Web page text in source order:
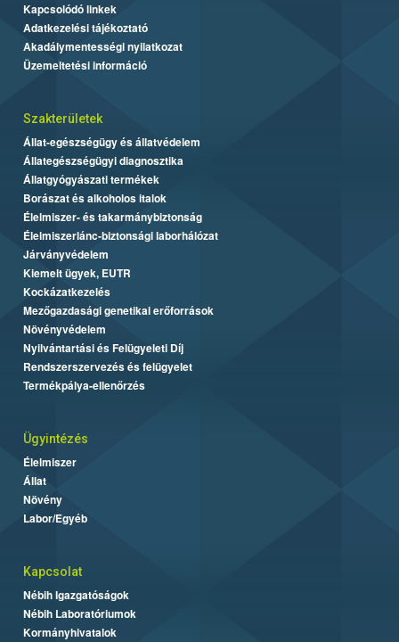
Kapcsolódó linkek
Adatkezelési tájékoztató
Akadálymentességi nyilatkozat
Üzemeltetési információ
Szakterületek
Állat-egészségügy és állatvédelem
Állategészségügyi diagnosztika
Állatgyógyászati termékek
Borászat és alkoholos italok
Élelmiszer- és takarmánybiztonság
Élelmiszerlánc-biztonsági laborhálózat
Járványvédelem
Kiemelt ügyek, EUTR
Kockázatkezelés
Mezőgazdasági genetikai erőforrások
Növényvédelem
Nyilvántartási és Felügyeleti Díj
Rendszerszervezés és felügyelet
Termékpálya-ellenőrzés
Ügyintézés
Élelmiszer
Állat
Növény
Labor/Egyéb
Kapcsolat
Nébih Igazgatóságok
Nébih Laboratóriumok
Kormányhivatalok